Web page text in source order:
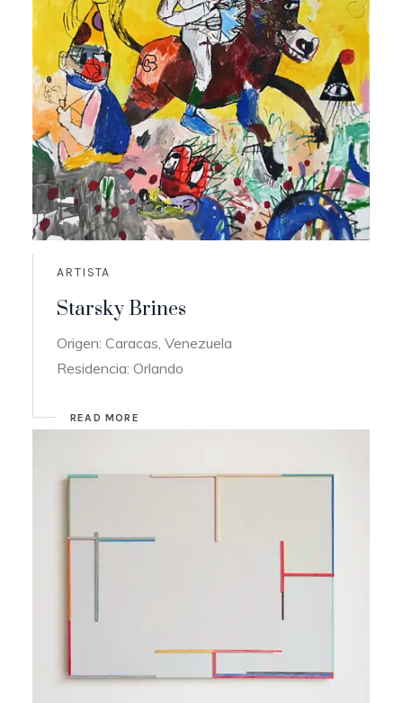
ARTISTA
Starsky Brines
Origen: Caracas, Venezuela
Residencia: Orlando
READ MORE